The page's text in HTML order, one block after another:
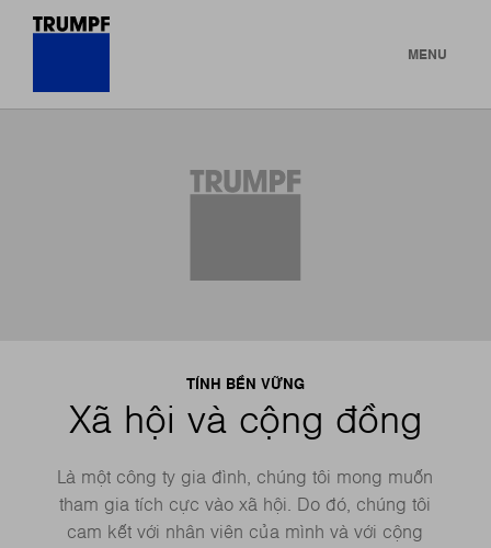
MENU
TÍNH BỀN VỮNG
Xã hội và cộng đồng
Là một công ty gia đình, chúng tôi mong muốn
tham gia tích cực vào xã hội. Do đó, chúng tôi
cam kết với nhân viên của mình và với cộng